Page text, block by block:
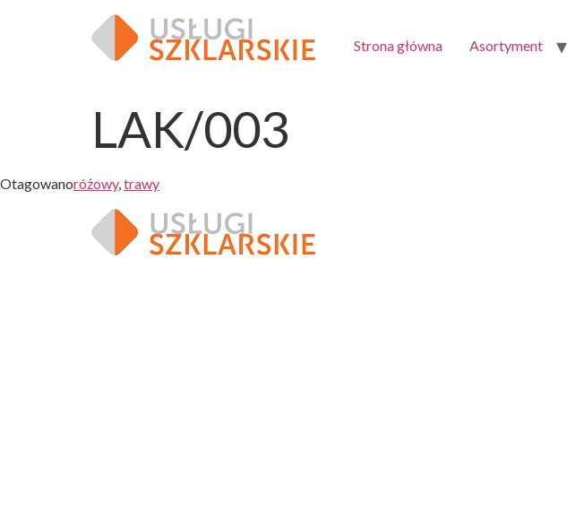
Strona główna Asortyment
LAK/003
Otagowanoróżowy,trawy